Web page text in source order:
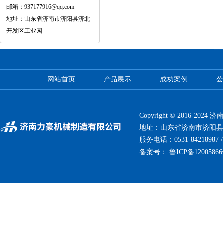
邮箱：937177916@qq.com
地址：山东省济南市济阳县济北
开发区工业园
网站首页 - 产品展示 - 成功案例 -
Copyright © 2016-2024 济
地址：山东省济南市济阳
服务电话：0531-84218987
备案号： 鲁ICP备